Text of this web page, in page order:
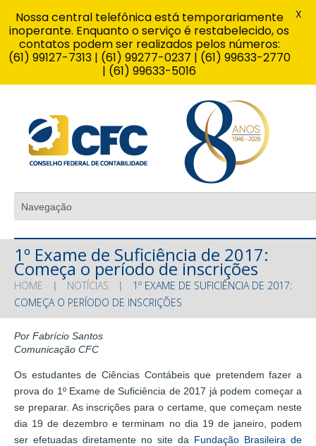
1º Exame de Suficiência de 2017:
Começa o período de inscrições
HOME NOTÍCIAS
1º EXAME DE SUFICIÊNCIA DE 2017:
COMEÇA O PERÍODO DE INSCRIÇÕES
Por Fabrício Santos
Comunicação CFC
Os estudantes de Ciências Contábeis que pretendem fazer a
prova do 1º Exame de Suficiência de 2017 já podem começar a
se preparar. As inscrições para o certame, que começam neste
dia 19 de dezembro e terminam no dia 19 de janeiro, podem
ser efetuadas diretamente no site da Fundação Brasileira de
Nossa central telefônica está temporariamente
inoperante. Enquanto o serviço é restabelecido, os
contatos podem ser realizados pelos números:
(61) 99127-7313 | (61) 99277-0237 | (61) 99633-2770
| (61) 99633-5016
X